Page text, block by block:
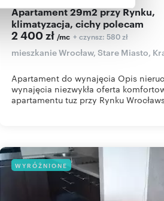
Apartament 29m2 przy Rynku,
klimatyzacja, cichy polecam
2 400 zł /mc + czynsz: 580 zł
mieszkanie Wrocław, Stare Miasto,
Apartament do wynajęcia Opis
wynajęcia niezwykła oferta
apartamentu tuz przy Rynku
WYRÓŻNIONE